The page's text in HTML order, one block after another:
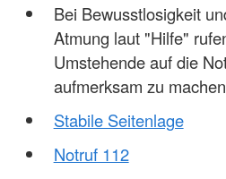
Bei Bewusstlosigkeit
Atmung laut "Hilfe"
Umstehende auf die
aufmerksam zu machen
Stabile Seitenlage
Notruf 112